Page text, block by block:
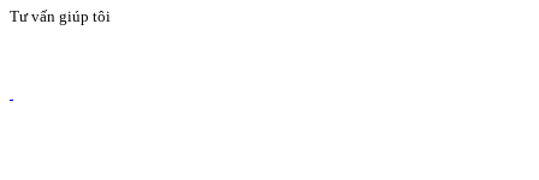
Tư vấn giúp tôi